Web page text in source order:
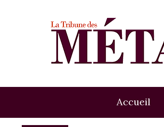
Accueil